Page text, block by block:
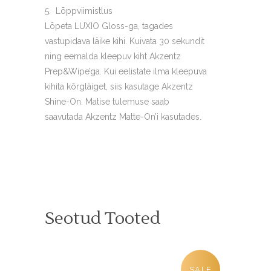
Lõppviimistlus
Lõpeta LUXIO Gloss-ga, tagades
vastupidava läike kihi. Kuivata 30 sekundit
ning eemalda kleepuv kiht Akzentz
Prep&Wipe’ga. Kui eelistate ilma kleepuva
kihita kõrgläiget, siis kasutage Akzentz
Shine-On. Matise tulemuse saab
saavutada Akzentz Matte-On’i kasutades.
Seotud Tooted